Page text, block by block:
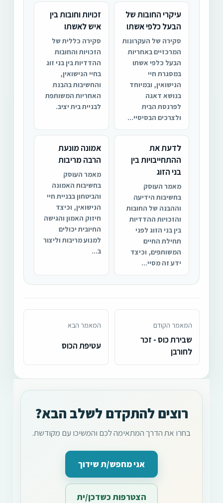
עיקרי החובות של
הבעל כלפי אשתו
סקירה של העקרונות
המרכזיים באחריות
הבעל כלפי אשתו
במסגרת חיי
הנישואין, ובמיוחד
בנושא דאגה
לפרנסת הבית
ולצרכים הבסיסיי...
זכויות וחובות בין
איש לאשתו
סקירה כללית של
הזכויות והחובות
ההדדיות בין בני זוג
בחיי הנישואין,
והחשיבות בהבנת
האחריות המשותפת
לבניית בית יציב.
לדעת את
ההתחייבויות בין
בני הזוג
מאמר העוסק
בחשיבות הידיעה
וההבנה של החובות
והזכויות ההדדיות
בין בני הזוג לפני
תחילת החיים
המשותפים, וכיצד
ידע זה מסיי...
אמונה מונעת
הרבה מריבות
מאמר העוסק
בחשיבות האמונה
והביטחון בבניית חיי
הנישואין, וכיצד
חיזוק האמון והגישה
החיובית יכולים
למנוע מריבות וליצור
ב...
המאמר הקודם
שבירת כוס - זכר
לחורבן
המאמר הבא
עטיפת הכוס
רוצים להתקדם לשלב הבא?
בחרו את הדרך המתאימה לכם והמשיכו עם מקודשת.
אני מחפש/ת שידוך
הצטרפות כשדכן/ית